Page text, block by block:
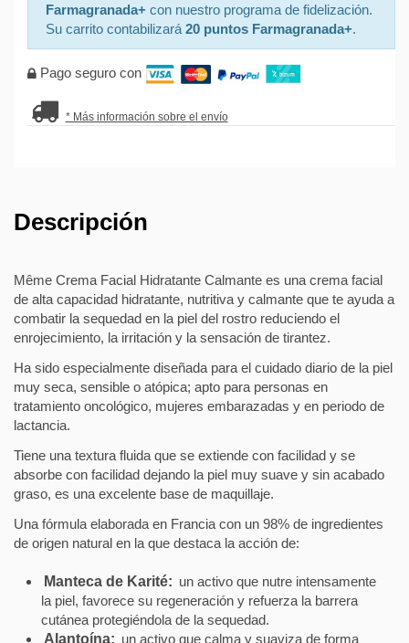
Farmagranada+con nuestro programa de fidelización.
Su carrito contabilizará 20 puntos Farmagranada+.
Pago seguro con
* Más información sobre el envío
Descripción
Même Crema Facial Hidratante Calmante es una crema facial
de alta capacidad hidratante, nutritiva y calmante que te ayuda a
combatir la sequedad en la piel del rostro reduciendo el
enrojecimiento, la irritación y la sensación de tirantez.
Ha sido especialmente diseñada para el cuidado diario de la piel
muy seca, sensible o atópica; apto para personas en
tratamiento oncológico, mujeres embarazadas y en periodo de
lactancia.
Tiene una textura fluida que se extiende con facilidad y se
absorbe con facilidad dejando la piel muy suave y sin acabado
graso, es una excelente base de maquillaje.
Una fórmula elaborada en Francia con un 98% de ingredientes
de origen natural en la que destaca la acción de:
Manteca de Karité: un activo que nutre intensamente
la piel, favorece su regeneración y refuerza la barrera
cutánea protegiéndola de la sequedad.
Alantoína: un activo que calma y suaviza de forma